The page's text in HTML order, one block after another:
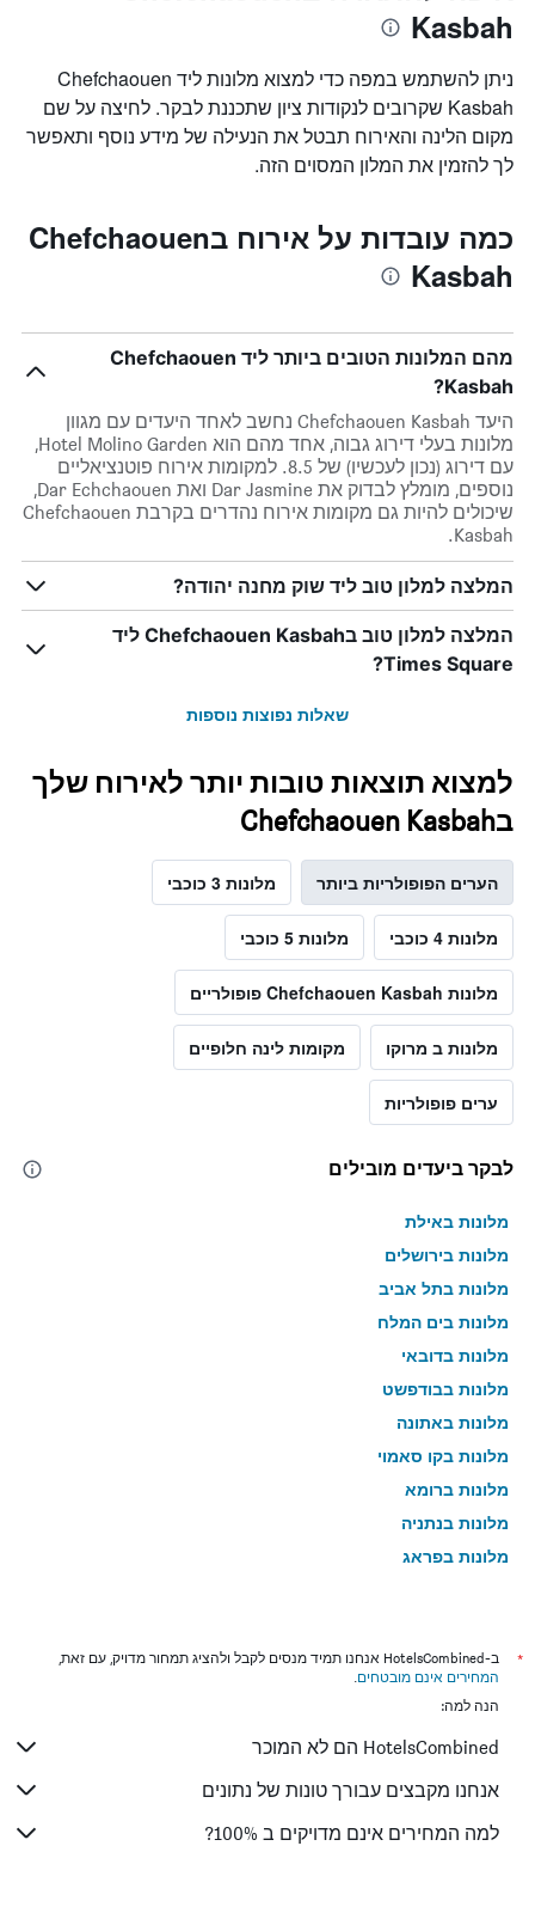
Kasbah
ניתן להשתמש במפה כדי למצוא מלונות ליד Chefchaouen
Kasbah שקרובים לנקודות ציון שתכננת לבקר. לחיצה על שם
מקום הלינה והאירוח תבטל את הנעילה של מידע נוסף ותאפשר
לך להזמין את המלון המסוים הזה.
כמה עובדות על אירוח בChefchaouen
Kasbah
מהם המלונות הטובים ביותר ליד Chefchaouen
Kasbah?
היעד Chefchaouen Kasbah נחשב לאחד היעדים עם מגוון
מלונות בעלי דירוג גבוה, אחד מהם הוא Hotel Molino Garden,
עם דירוג (נכון לעכשיו) של 8.5. למקומות אירוח פוטנציאליים
נוספים, מומלץ לבדוק את Dar Jasmine ואת Dar Echchaouen,
שיכולים להיות גם מקומות אירוח נהדרים בקרבת Chefchaouen
Kasbah.
המלצה למלון טוב ליד שוק מחנה יהודה?
המלצה למלון טוב בChefchaouen Kasbah ליד
Times Square?
שאלות נפוצות נוספות
למצוא תוצאות טובות יותר לאירוח שלך
בChefchaouen Kasbah
הערים הפופולריות ביותר מלונות 3 כוכבי
מלונות 4 כוכבי מלונות 5 כוכבי
מלונות Chefchaouen Kasbah פופולריים
מלונות ב מרוקו מקומות לינה חלופיים
ערים פופולריות
לבקר ביעדים מובילים
מלונות באילת
מלונות בירושלים
מלונות בתל אביב
מלונות בים המלח
מלונות בדובאי
מלונות בבודפשט
מלונות באתונה
מלונות בקו סאמוי
מלונות ברומא
מלונות בנתניה
מלונות בפראג
מלונות בניו יורק
מלונות בבנגקוק
מלונות בבוקרשט
מלונות בפאפוס
מלונות בלימסול
*
ב-HotelsCombined אנחנו תמיד מנסים לקבל ולהציג תמחור מדויק, עם זאת,
המחירים אינם מובטחים.
הנה למה:
HotelsCombined הם לא המוכר
אנחנו מקבצים עבורך טונות של נתונים
למה המחירים אינם מדויקים ב 100%?